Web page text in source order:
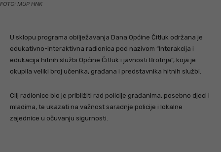
FOTO: MUP HNK
U sklopu programa obilježavanja Dana Općine Čitluk održana je
edukativno-interaktivna radionica pod nazivom “Interakcija i
edukacija hitnih službi Općine Čitluk i javnosti Brotnja”, koja je
okupila veliki broj učenika, građana i predstavnika hitnih službi.
Cilj radionice bio je približiti rad policije građanima, posebno djeci i
mladima, te ukazati na važnost saradnje policije i lokalne
zajednice u očuvanju sigurnosti.